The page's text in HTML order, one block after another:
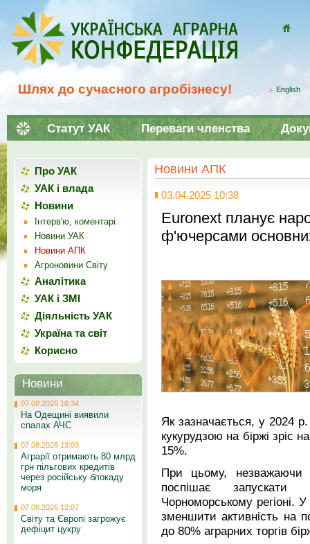
Шлях до сучасного агробізнесу! English
Статут УАК Переваги членства
Новини АПК
03.04.2025 10:38
Euronext планує
ф'ючерсами
Як зазначається, у 2024
кукурудзою на біржі зріс
15%.
При цьому, незважаючи
поспішає
Чорноморському
зменшити активність на
до 80% аграрних торгів
Про УАК
УАК і влада
Новини
Інтерв'ю, коментарі
Новини УАК
Новини АПК
Агроновини Світу
Аналітика
УАК і ЗМІ
Діяльність УАК
Україна та світ
Корисно
Новини
07.08.2026 16:34
На Одещині виявили
спалах АЧС
07.08.2026 13:03
Аграрії отримають 80 млрд
грн пільгових кредитів
через російську блокаду
моря
07.08.2026 12:07
Світу та Європі загрожує
дефіцит цукру